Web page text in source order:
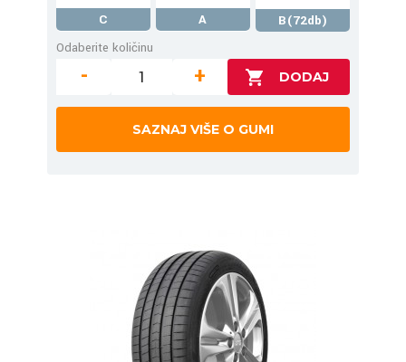
C A
B(72db)
Odaberite količinu
- +
SAZNAJ VIŠE O GUMI